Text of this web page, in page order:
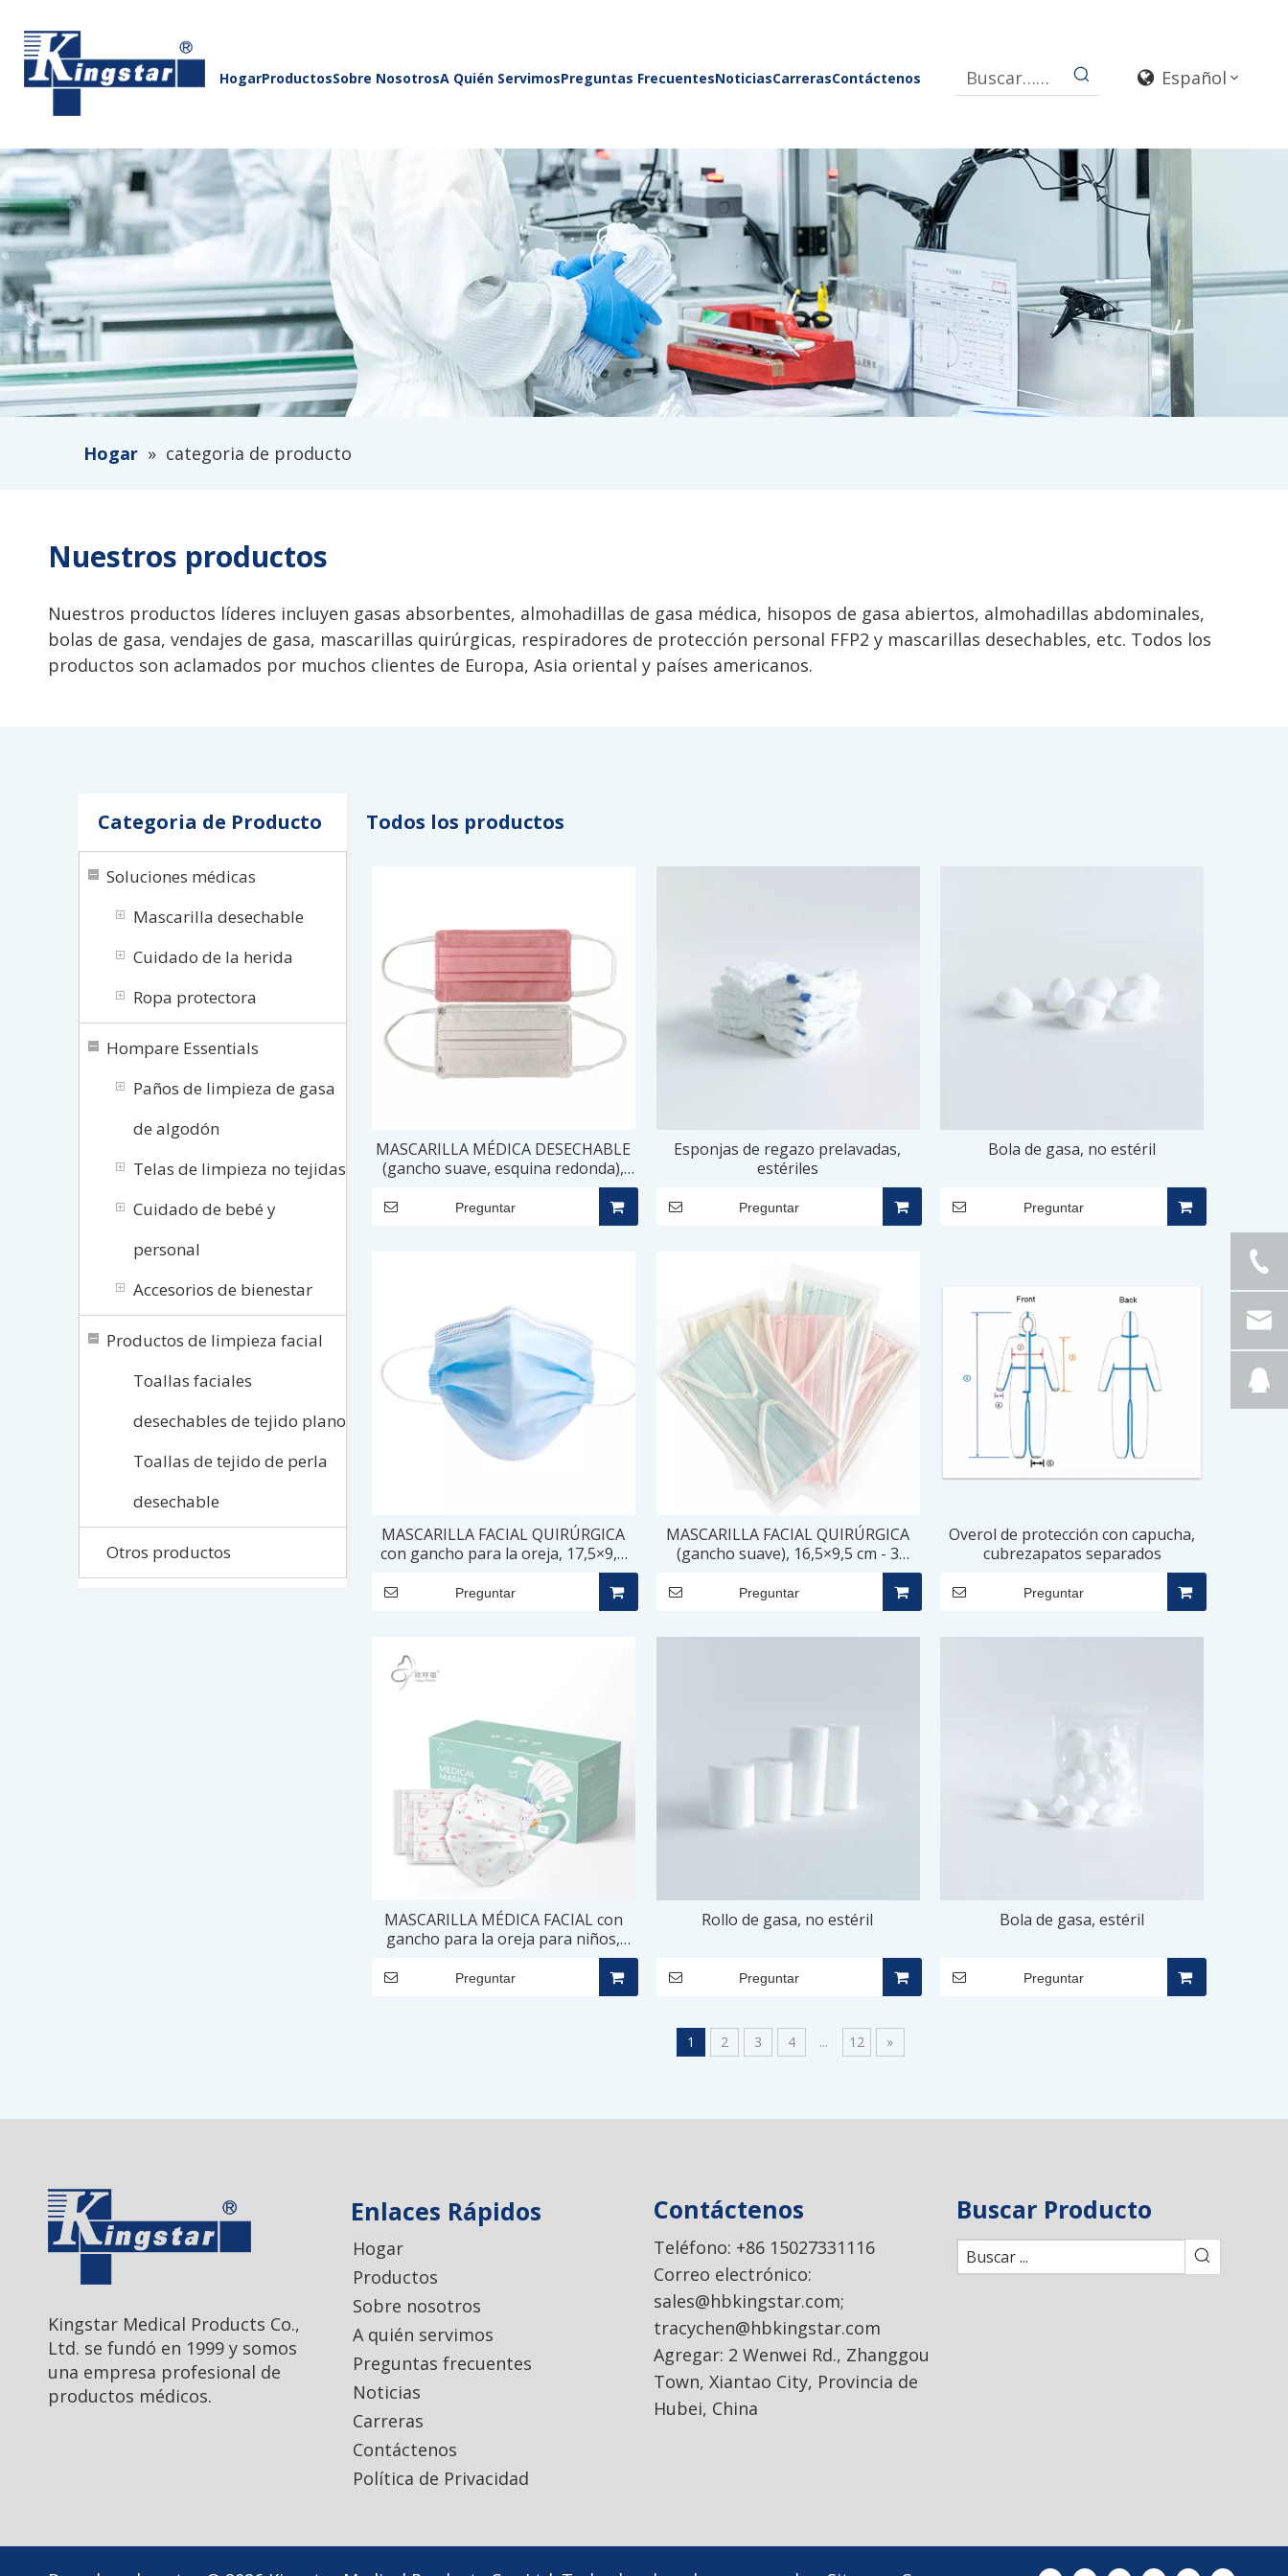
HogarProductosSobre NosotrosA Quién ServimosPreguntas FrecuentesNoticiasCarrerasContáctenos Español
Hogar » categoria de producto
Nuestros productos
Nuestros productos líderes incluyen gasas absorbentes, almohadillas de gasa médica, hisopos de gasa abiertos, almohadillas abdominales,
bolas de gasa, vendajes de gasa, mascarillas quirúrgicas, respiradores de protección personal FFP2 y mascarillas desechables, etc. Todos los
productos son aclamados por muchos clientes de Europa, Asia oriental y países americanos.
Categoria de Producto
Soluciones médicas
Mascarilla desechable
Cuidado de la herida
Ropa protectora
Hompare Essentials
Paños de limpieza de gasa
de algodón
Telas de limpieza no tejidas
Cuidado de bebé y
personal
Accesorios de bienestar
Productos de limpieza facial
Toallas faciales
desechables de tejido plano
Toallas de tejido de perla
desechable
Otros productos
Todos los productos
MASCARILLA MÉDICA DESECHABLE
(gancho suave, esquina redonda),
Preguntar
Esponjas de regazo prelavadas,
estériles
Preguntar
Bola de gasa, no estéril
Preguntar
MASCARILLA FACIAL QUIRÚRGICA
con gancho para la oreja, 17,5×9,5
Preguntar
MASCARILLA FACIAL QUIRÚRGICA
(gancho suave), 16,5×9,5 cm - 3
Preguntar
Overol de protección con capucha,
cubrezapatos separados
Preguntar
MASCARILLA MÉDICA FACIAL con
gancho para la oreja para niños,
Preguntar
Rollo de gasa, no estéril
Preguntar
Bola de gasa, estéril
Preguntar
1 2 3 4 ... 12 »
Kingstar Medical Products Co.,
Ltd. se fundó en 1999 y somos
una empresa profesional de
productos médicos.
Enlaces Rápidos
Hogar
Productos
Sobre nosotros
A quién servimos
Preguntas frecuentes
Noticias
Carreras
Contáctenos
Política de Privacidad
Contáctenos
Teléfono: +86 15027331116
Correo electrónico:
sales@hbkingstar.com;
tracychen@hbkingstar.com
Agregar: 2 Wenwei Rd., Zhanggou
Town, Xiantao City, Provincia de
Hubei, China
Buscar Producto